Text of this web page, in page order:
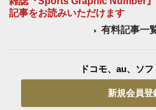
記事をお読みいただけます
有料記事一
ドコモ、au、ソ
新規会員登